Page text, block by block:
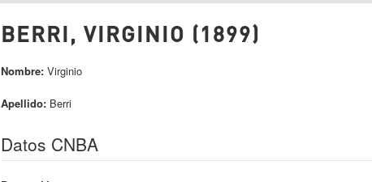
BERRI, VIRGINIO (1899)
Nombre: Virginio
Apellido: Berri
Datos CNBA